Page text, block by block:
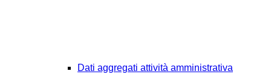
Dati aggregati attività amministrativa